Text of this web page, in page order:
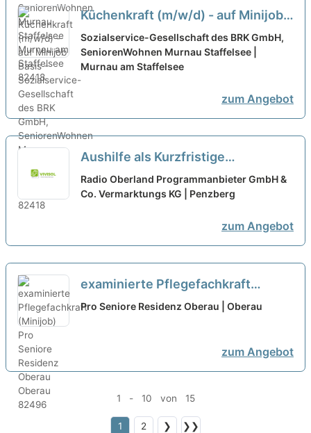
Küchenkraft (m/w/d) - auf Minijob
Basis - neu
Sozialservice-Gesellschaft des BRK GmbH,
SeniorenWohnen Murnau Staffelsee |
Murnau am Staffelsee
zum Angebot
Aushilfe als Kurzfristige
Beschäftigung oder Minijob als
Badeaufsicht (m/w/d)
Radio Oberland Programmanbieter GmbH &
Co. Vermarktungs KG | Penzberg
zum Angebot
examinierte Pflegefachkraft
(Minijob) neu
Pro Seniore Residenz Oberau | Oberau
zum Angebot
1 - 10 von 15
1 2 ❯ ❯❯